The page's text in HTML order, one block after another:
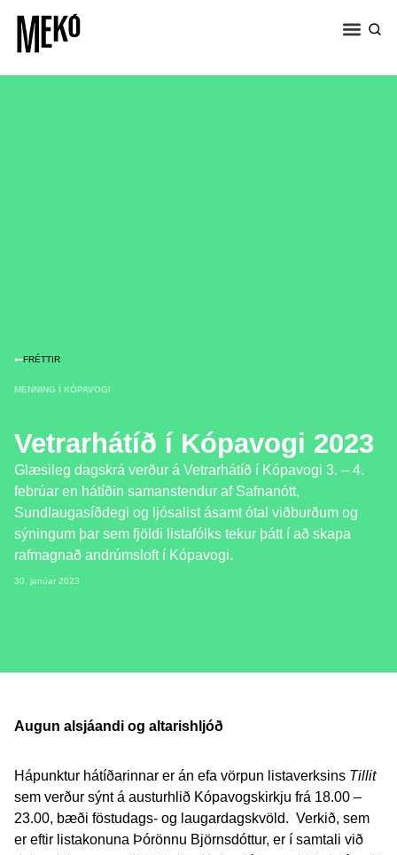
FRÉTTIR
MENNING Í KÓPAVOGI
Vetrarhátíð í Kópavogi 2023
Glæsileg dagskrá verður á Vetrarhátíð í Kópavogi 3. – 4.
febrúar en hátíðin samanstendur af Safnanótt,
Sundlaugasíðdegi og ljósalist ásamt ótal viðburðum og
sýningum þar sem fjöldi listafólks tekur þátt í að skapa
rafmagnað andrúmsloft í Kópavogi.
30. janúar 2023
Augun alsjáandi og altarishljóð
Hápunktur hátíðarinnar er án efa vörpun listaverksins Tillit
sem verður sýnt á austurhlið Kópavogskirkju frá 18.00 –
23.00, bæði föstudags- og laugardagskvöld. Verkið, sem
er eftir listakonuna Þórönnu Björnsdóttur, er í samtali við